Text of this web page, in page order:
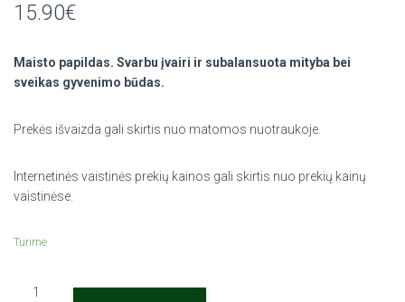
15.90€
Maisto papildas. Svarbu įvairi ir subalansuota mityba bei
sveikas gyvenimo būdas.
Prekės išvaizda gali skirtis nuo matomos nuotraukoje.
Internetinės vaistinės prekių kainos gali skirtis nuo prekių kainų
vaistinėse.
Turime